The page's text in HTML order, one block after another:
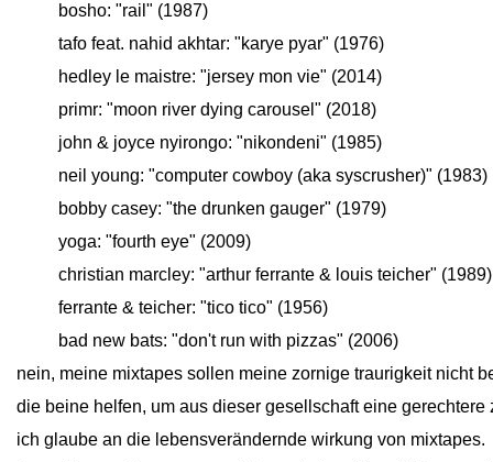
bosho: "rail" (1987)
tafo feat. nahid akhtar: "karye pyar" (1976)
hedley le maistre: "jersey mon vie" (2014)
primr: "moon river dying carousel" (2018)
john & joyce nyirongo: "nikondeni" (1985)
neil young: "computer cowboy (aka syscrusher)" (1983)
bobby casey: "the drunken gauger" (1979)
yoga: "fourth eye" (2009)
christian marcley: "arthur ferrante & louis teicher" (1989)
ferrante & teicher: "tico tico" (1956)
bad new bats: "don't run with pizzas" (2006)
nein, meine mixtapes sollen meine zornige traurigkeit nicht
die beine helfen, um aus dieser gesellschaft eine gerechtere
ich glaube an die lebensverändernde wirkung von mixtapes.